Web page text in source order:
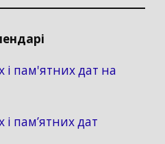
пам'ятних дат на
пам’ятних дат